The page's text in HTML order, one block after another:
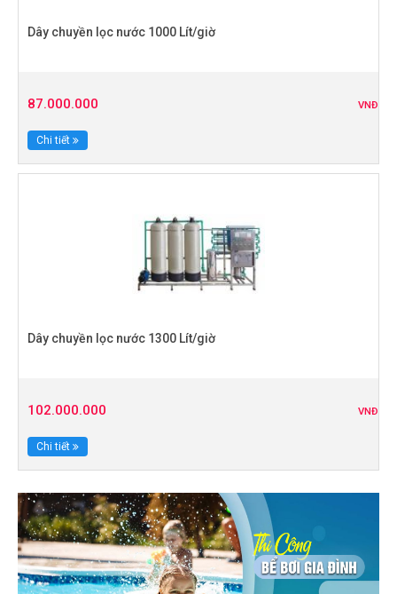
Dây chuyền lọc nước 1000 Lít/giờ
87.000.000 VNĐ
Chi tiết
Dây chuyền lọc nước 1300 Lít/giờ
102.000.000 VNĐ
Chi tiết